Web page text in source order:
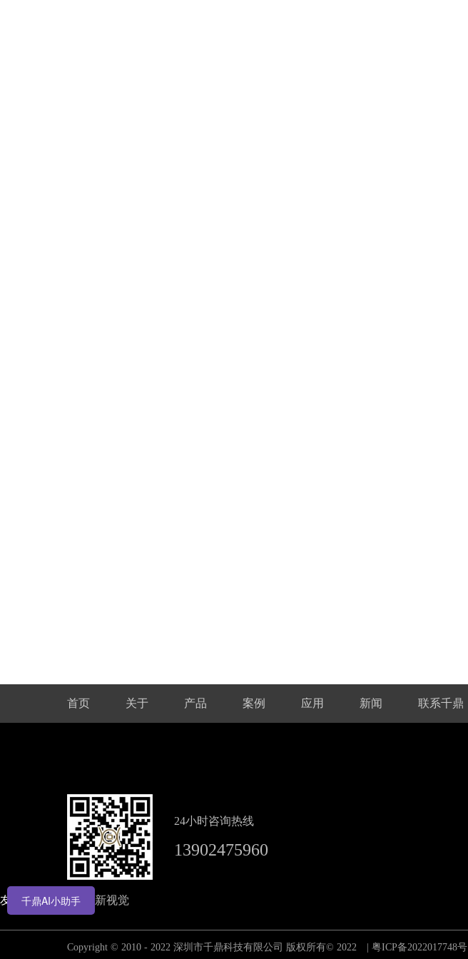
千鼎AI小助手
首页 关于 产品 案例 应用 新闻 联系千鼎
24小时咨询热线
13902475960
友情链接: B站 新视觉
Copyright © 2010 - 2022 深圳市千鼎科技有限公司 版权所有© 2022 |粤ICP备2022017748号